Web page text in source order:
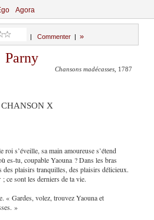
Agora
Commenter| »
Parny
Chansons madécasses , 1787
CHANSON X
roi s’éveille, sa main amoureuse s’étend
es-tu, coupable Yaouna ? Dans les bras
des plaisirs tranquilles, des plaisirs délicieux.
ce sont les derniers de ta vie.
« Gardes, volez, trouvez Yaouna et
»